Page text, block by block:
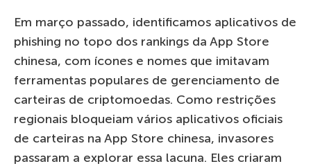
Em março passado, identificamos aplicativos de
phishing no topo dos rankings da App Store
chinesa, com ícones e nomes que imitavam
ferramentas populares de gerenciamento de
carteiras de criptomoedas. Como restrições
regionais bloqueiam vários aplicativos oficiais
de carteiras na App Store chinesa, invasores
passaram a explorar essa lacuna. Eles criaram